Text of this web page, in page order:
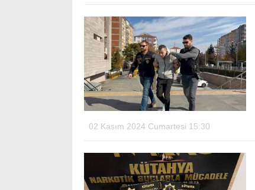
02 Kasım 2024 Cumartesi 15:30